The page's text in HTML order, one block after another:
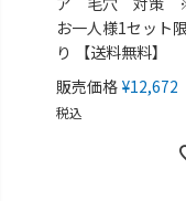
お一人様1セット限
り 【送料無料】
販売価格 ¥12,672
税込